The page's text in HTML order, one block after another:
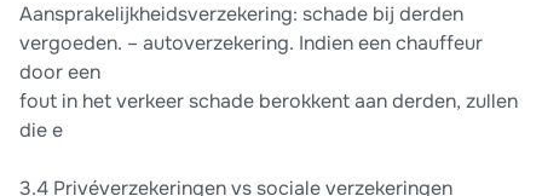
Aansprakelijkheidsverzekering: schade bij derden
vergoeden. – autoverzekering. Indien een chauffeur
door een
fout in het verkeer schade berokkent aan derden, zullen
die e
3.4 Privéverzekeringen vs sociale verzekeringen